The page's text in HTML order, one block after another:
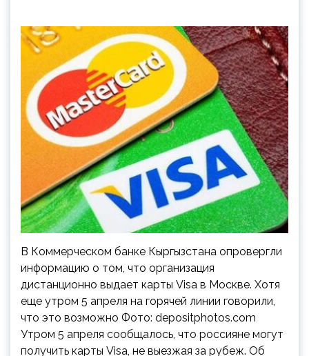
В Коммерческом банке Кыргызстана опровергли
информацию о том, что организация
дистанционно выдает карты Visa в Москве. Хотя
еще утром 5 апреля на горячей линии говорили,
что это возможно Фото: depositphotos.com
Утром 5 апреля сообщалось, что россияне могут
получить карты Visa, не выезжая за рубеж. Об